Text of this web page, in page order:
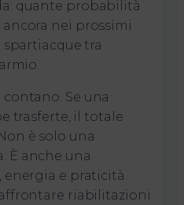
quante probabilità
nei prossimi
spartiacque tra
Se una
trasferte, il totale
è solo una
È anche una
e praticità.
riabilitazioni